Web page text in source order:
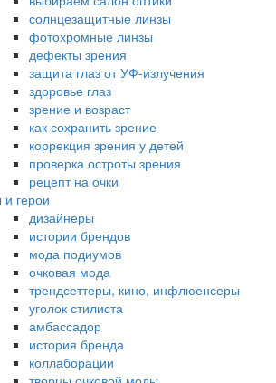
солнцезащитные линзы
фотохромные линзы
дефекты зрения
защита глаз от УФ-излучения
здоровье глаз
зрение и возраст
как сохранить зрение
коррекция зрения у детей
проверка остроты зрения
рецепт на очки
герои
дизайнеры
истории брендов
мода подиумов
очковая мода
трендсеттеры, кино, инфлюенсеры
уголок стилиста
амбассадор
история бренда
коллаборации